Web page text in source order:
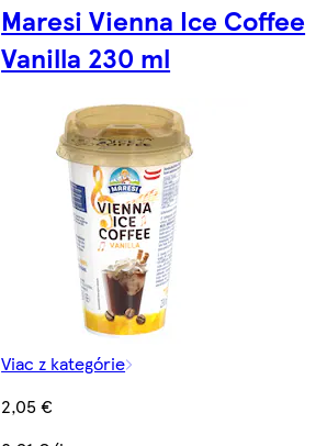
Maresi Vienna Ice Coffee
Vanilla 230 ml
Viac z kategórie
2,05 €